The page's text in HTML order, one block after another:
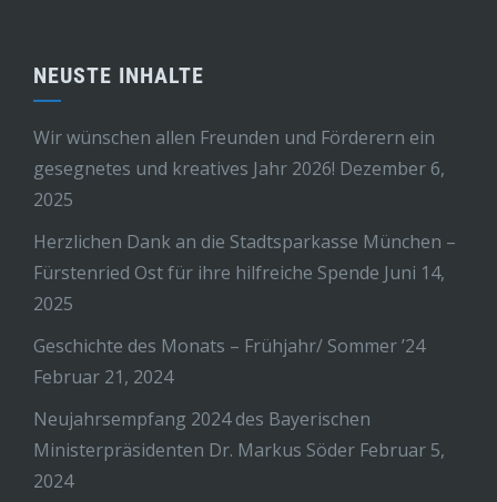
NEUSTE INHALTE
Wir wünschen allen Freunden und Förderern ein
gesegnetes und kreatives Jahr 2026! Dezember 6,
2025
Herzlichen Dank an die Stadtsparkasse München –
Fürstenried Ost für ihre hilfreiche Spende Juni 14,
2025
Geschichte des Monats – Frühjahr/ Sommer ’24
Februar 21, 2024
Neujahrsempfang 2024 des Bayerischen
Ministerpräsidenten Dr. Markus Söder Februar 5,
2024